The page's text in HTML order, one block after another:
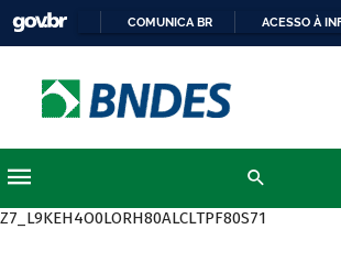
COMUNICA BR ACESSO À
Z7_L9KEH4O0LORH80ALCLTPF80S71